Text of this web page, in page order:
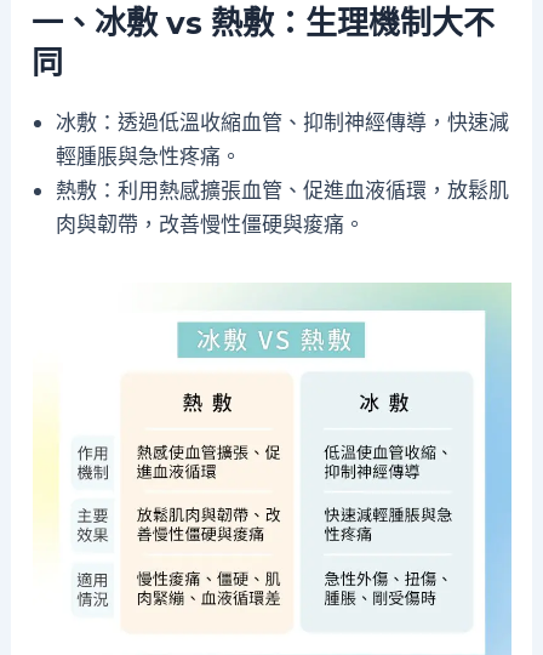
一、冰敷 vs 熱敷：生理機制大不
同
冰敷：透過低溫收縮血管、抑制神經傳導，快速減
輕腫脹與急性疼痛。
熱敷：利用熱感擴張血管、促進血液循環，放鬆肌
肉與韌帶，改善慢性僵硬與痠痛。